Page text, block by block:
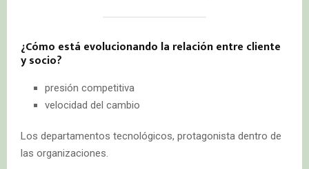
¿Cómo está evolucionando la relación entre cliente
y socio?
presión competitiva
velocidad del cambio
Los departamentos tecnológicos, protagonista dentro de
las organizaciones.